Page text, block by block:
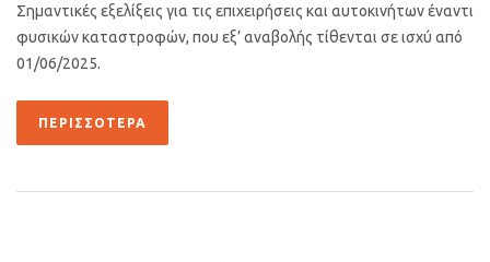
Σημαντικές εξελίξεις για τις επιχειρήσεις και αυτοκινήτων έναντι
φυσικών καταστροφών, που εξ’ αναβολής τίθενται σε ισχύ από
01/06/2025.
ΠΕΡΙΣΣΌΤΕΡΑ